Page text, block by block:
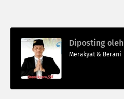
Diposting oleh
Merakyat & Berani